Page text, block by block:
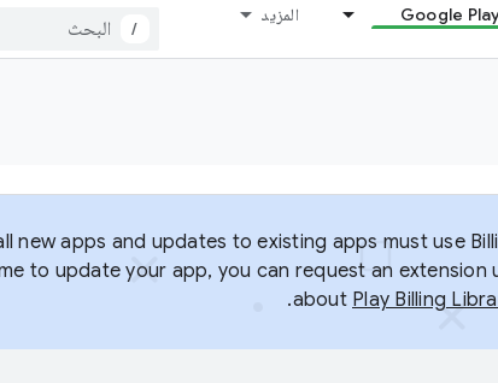
Google المزيد
/
new apps and updates to existing apps must use
to update your app, you can request an extension
about Play Billing
.